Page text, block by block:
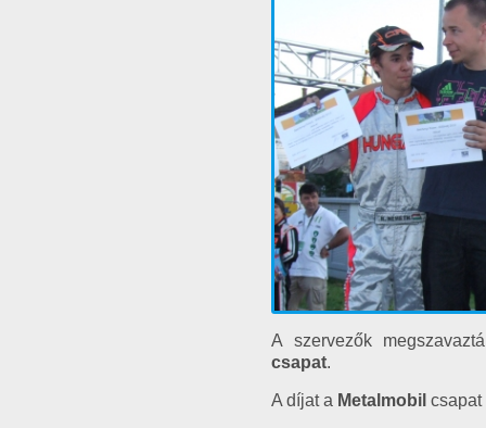
A szervezők
csapat.
A díjat a Metalmobil csapat